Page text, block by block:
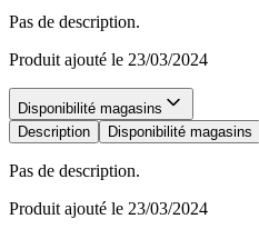
Pas de description.
Produit ajouté le 23/03/2024
Disponibilité magasins
Description
Disponibilité magasins
Pas de description.
Produit ajouté le 23/03/2024